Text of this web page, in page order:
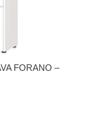
FORANO –